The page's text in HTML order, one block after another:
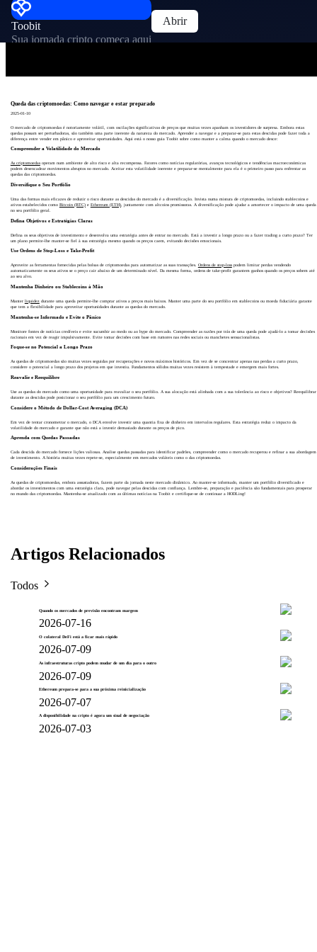
Toobit
Sua jornada cripto começa aqui
Abrir
Queda das criptomoedas: Como navegar e estar preparado
2025-01-10
O mercado de criptomoedas é notoriamente volátil, com oscilações significativas de preços que muitas vezes apanham os investidores de surpresa. Embora estas
quedas possam ser perturbadoras, são também uma parte inerente da natureza do mercado. Aprender a navegar e a preparar-se para estas descidas pode fazer toda a
diferença entre vender em pânico e aproveitar oportunidades. Aqui está o nosso guia Toobit sobre como manter a calma quando o mercado desce:
Compreender a Volatilidade do Mercado
As criptomoedasoperam num ambiente de alto risco e alta recompensa. Fatores como notícias regulatórias, avanços tecnológicos e tendências macroeconómicas
podem desencadear movimentos abruptos no mercado. Aceitar esta volatilidade inerente e preparar-se mentalmente para ela é o primeiro passo para enfrentar as
quedas das criptomoedas.
Diversifique o Seu Portfólio
Uma das formas mais eficazes de reduzir o risco durante as descidas do mercado é a diversificação. Invista numa mistura de criptomoedas, incluindo stablecoins e
ativos estabelecidos como Bitcoin (BTC)e Ethereum (ETH), juntamente com altcoins promissoras. A diversificação pode ajudar a amortecer o impacto de uma queda
no seu portfólio geral.
Defina Objetivos e Estratégias Claras
Defina os seus objetivos de investimento e desenvolva uma estratégia antes de entrar no mercado. Está a investir a longo prazo ou a fazer trading a curto prazo? Ter
um plano permite-lhe manter-se fiel à sua estratégia mesmo quando os preços caem, evitando decisões emocionais.
Use Ordens de Stop-Loss e Take-Profit
Aproveite as ferramentas fornecidas pelas bolsas de criptomoedas para automatizar as suas transações. Ordens de stop-losspodem limitar perdas vendendo
automaticamente os seus ativos se o preço cair abaixo de um determinado nível. Da mesma forma, ordens de take-profit garantem ganhos quando os preços sobem até
ao seu alvo.
Mantenha Dinheiro ou Stablecoins à Mão
Manter liquidezdurante uma queda permite-lhe comprar ativos a preços mais baixos. Manter uma parte do seu portfólio em stablecoins ou moeda fiduciária garante
que tem a flexibilidade para aproveitar oportunidades durante as quedas do mercado.
Mantenha-se Informado e Evite o Pânico
Monitore fontes de notícias credíveis e evite sucumbir ao medo ou ao hype do mercado. Compreender as razões por trás de uma queda pode ajudá-lo a tomar decisões
racionais em vez de reagir impulsivamente. Evite tomar decisões com base em rumores nas redes sociais ou manchetes sensacionalistas.
Foque-se no Potencial a Longo Prazo
As quedas de criptomoedas são muitas vezes seguidas por recuperações e novos máximos históricos. Em vez de se concentrar apenas nas perdas a curto prazo,
considere o potencial a longo prazo dos projetos em que investiu. Fundamentos sólidos muitas vezes resistem à tempestade e emergem mais fortes.
Reavalie e Reequilibre
Use as quedas do mercado como uma oportunidade para reavaliar o seu portfólio. A sua alocação está alinhada com a sua tolerância ao risco e objetivos? Reequilibrar
durante as descidas pode posicionar o seu portfólio para um crescimento futuro.
Considere o Método de Dollar-Cost Averaging (DCA)
Em vez de tentar cronometrar o mercado, o DCA envolve investir uma quantia fixa de dinheiro em intervalos regulares. Esta estratégia reduz o impacto da
volatilidade do mercado e garante que não está a investir demasiado durante os preços de pico.
Aprenda com Quedas Passadas
Cada descida do mercado fornece lições valiosas. Analise quedas passadas para identificar padrões, compreender como o mercado recuperou e refinar a sua abordagem
de investimento. A história muitas vezes repete-se, especialmente em mercados voláteis como o das criptomoedas.
Considerações Finais
As quedas de criptomoedas, embora assustadoras, fazem parte da jornada neste mercado dinâmico. Ao manter-se informado, manter um portfólio diversificado e
abordar os investimentos com uma estratégia clara, pode navegar pelas descidas com confiança. Lembre-se, preparação e paciência são fundamentais para prosperar
no mundo das criptomoedas. Mantenha-se atualizado com as últimas notícias na Toobit e certifique-se de continuar a HODLing!
Artigos Relacionados
Todos
Quando os mercados de previsão encontram margem
2026-07-16
O colateral DeFi está a ficar mais rápido
2026-07-09
As infraestruturas cripto podem mudar de um dia para o outro
2026-07-09
Ethereum prepara-se para a sua próxima reinicialização
2026-07-07
A disponibilidade na cripto é agora um sinal de negociação
2026-07-03